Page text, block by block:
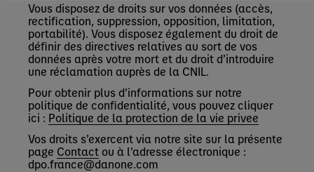
Vous disposez de droits sur vos données (accès,
rectification, suppression, opposition, limitation,
portabilité). Vous disposez également du droit de
définir des directives relatives au sort de vos
données après votre mort et du droit d’introduire
une réclamation auprès de la CNIL.
Pour obtenir plus d’informations sur notre
politique de confidentialité, vous pouvez cliquer
ici : Politique de la protection de la vie privee
Vos droits s’exercent via notre site sur la présente
page Contactou à l’adresse électronique :
dpo.france@danone.com